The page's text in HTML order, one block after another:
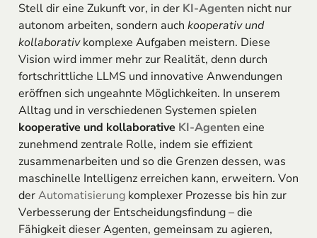
Stell dir eine Zukunft vor, in der KI-Agentennicht nur
autonom arbeiten, sondern auch kooperativ und
kollaborativkomplexe Aufgaben meistern. Diese
Vision wird immer mehr zur Realität, denn durch
fortschrittliche LLMS und innovative Anwendungen
eröffnen sich ungeahnte Möglichkeiten. In unserem
Alltag und in verschiedenen Systemen spielen
kooperative und kollaborative KI-Agenteneine
zunehmend zentrale Rolle, indem sie effizient
zusammenarbeiten und so die Grenzen dessen, was
maschinelle Intelligenz erreichen kann, erweitern. Von
derAutomatisierungkomplexer Prozesse bis hin zur
Verbesserung der Entscheidungsfindung – die
Fähigkeit dieser Agenten, gemeinsam zu agieren,